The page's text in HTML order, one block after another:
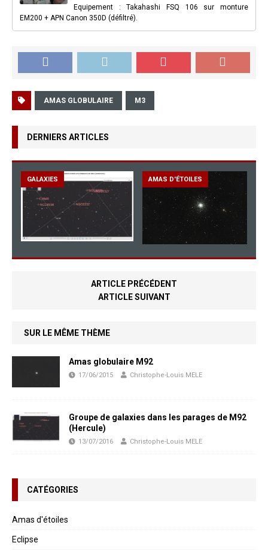
Equipement : Takahashi FSQ 106 sur monture
EM200 + APN Canon 350D (défiltré).
AMAS GLOBULAIRE M3
DERNIERS ARTICLES
GALAXIES AMAS D'ÉTOILES
ARTICLE PRÉCÉDENT
ARTICLE SUIVANT
SUR LE MÊME THÈME
Amas globulaire M92
17/06/2015 Christophe-Louis MELE
Groupe de galaxies dans les parages de M92
(Hercule)
13/07/2016 Christophe-Louis MELE
CATÉGORIES
Amas d'étoiles
Eclipse